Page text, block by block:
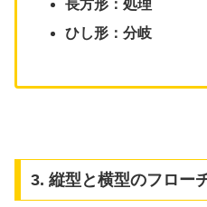
長方形：処理
ひし形：分岐
3. 縦型と横型のフロー